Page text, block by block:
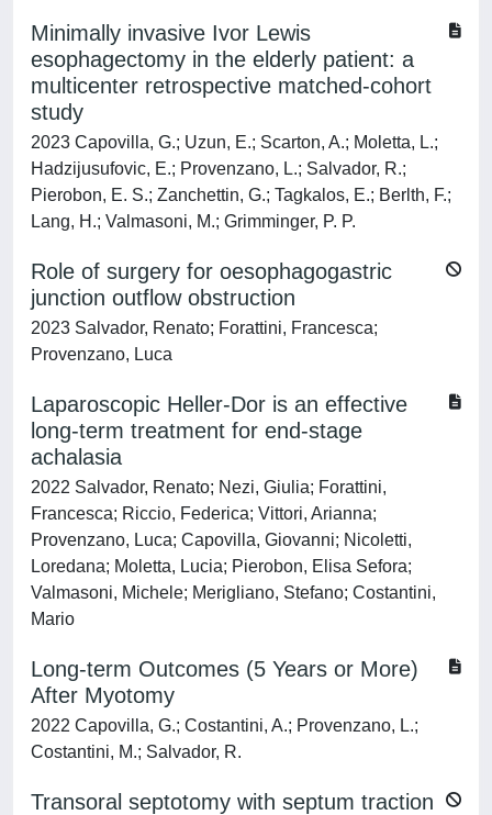
Minimally invasive Ivor Lewis
esophagectomy in the elderly patient: a
multicenter retrospective matched-cohort
study
2023 Capovilla, G.; Uzun, E.; Scarton, A.; Moletta, L.;
Hadzijusufovic, E.; Provenzano, L.; Salvador, R.;
Pierobon, E. S.; Zanchettin, G.; Tagkalos, E.; Berlth, F.;
Lang, H.; Valmasoni, M.; Grimminger, P. P.
Role of surgery for oesophagogastric
junction outflow obstruction
2023 Salvador, Renato; Forattini, Francesca;
Provenzano, Luca
Laparoscopic Heller-Dor is an effective
long-term treatment for end-stage
achalasia
2022 Salvador, Renato; Nezi, Giulia; Forattini,
Francesca; Riccio, Federica; Vittori, Arianna;
Provenzano, Luca; Capovilla, Giovanni; Nicoletti,
Loredana; Moletta, Lucia; Pierobon, Elisa Sefora;
Valmasoni, Michele; Merigliano, Stefano; Costantini,
Mario
Long-term Outcomes (5 Years or More)
After Myotomy
2022 Capovilla, G.; Costantini, A.; Provenzano, L.;
Costantini, M.; Salvador, R.
Transoral septotomy with septum traction